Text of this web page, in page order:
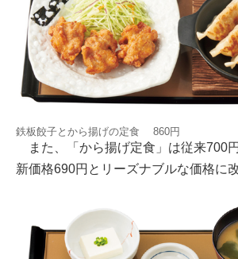
鉄板餃子とから揚げの定食 860円
また、「から揚げ定食」は従来700円
新価格690円とリーズナブルな価格に改